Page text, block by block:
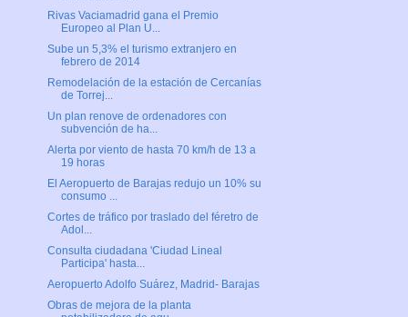
Rivas Vaciamadrid gana el Premio
Europeo al Plan U...
Sube un 5,3% el turismo extranjero en
febrero de 2014
Remodelación de la estación de Cercanías
de Torrej...
Un plan renove de ordenadores con
subvención de ha...
Alerta por viento de hasta 70 km/h de 13 a
19 horas
El Aeropuerto de Barajas redujo un 10% su
consumo ...
Cortes de tráfico por traslado del féretro de
Adol...
Consulta ciudadana 'Ciudad Lineal
Participa' hasta...
Aeropuerto Adolfo Suárez, Madrid- Barajas
Obras de mejora de la planta